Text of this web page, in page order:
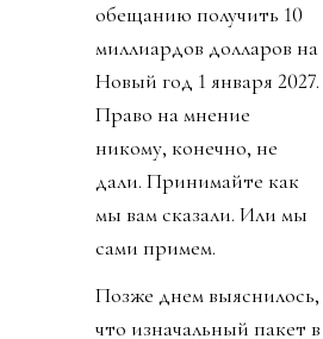
обещанию получить 10
миллиардов долларов на
Новый год 1 января 2027.
Право на мнение
никому, конечно, не
дали. Принимайте как
мы вам сказали. Или мы
сами примем.
Позже днем выяснилось,
что изначальный пакет в